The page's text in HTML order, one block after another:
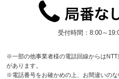
受付時間：8:00～
※一部の他事業者様の電話回線からは
があります。
※電話番号をお確かめの上、お間違いのな